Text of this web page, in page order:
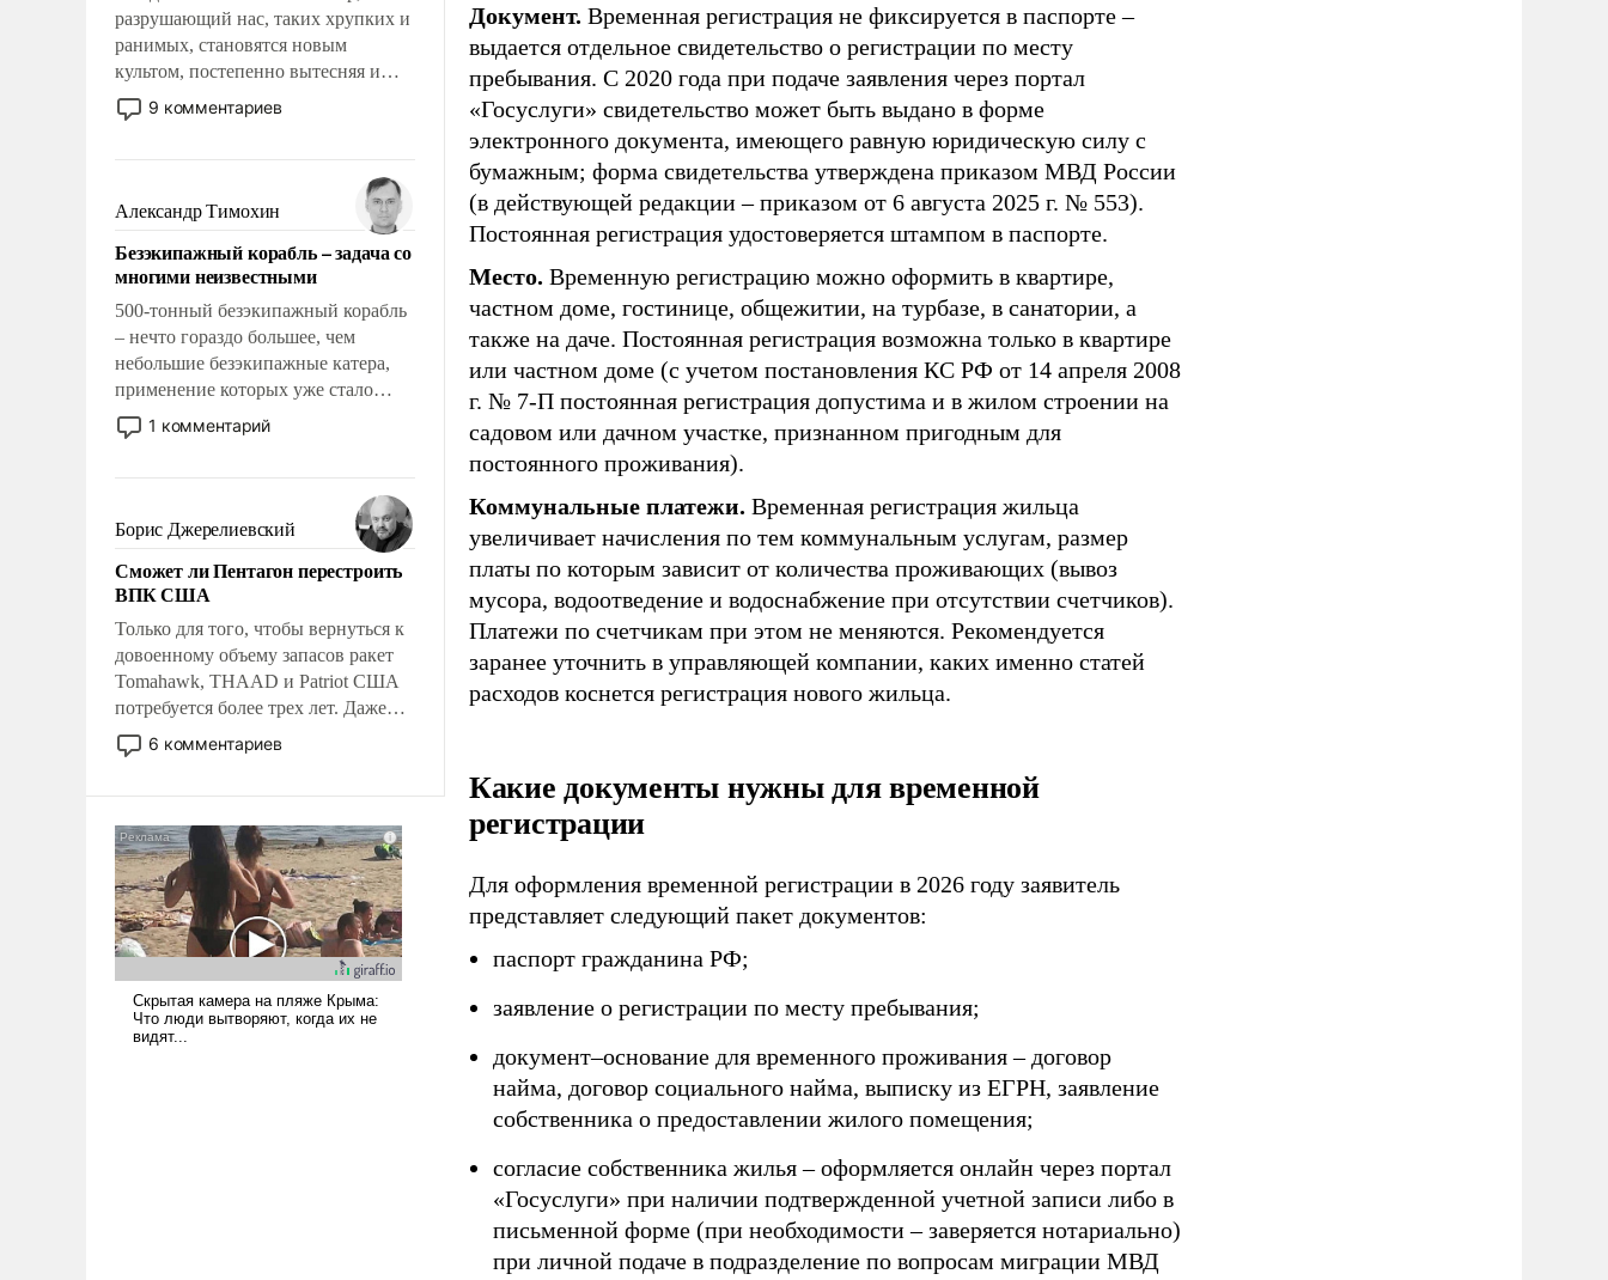
разрушающий нас, таких хрупких и
ранимых, становятся новым
культом, постепенно вытесняя и
отменяя традиционное требование к
человеку – быть мужественным и
на себя ответственность, помогать
слабым, идти вперед и
адаптироваться.
9 комментариев
Александр Тимохин
Безэкипажный корабль – задача со
многими неизвестными
500-тонный безэкипажный корабль
– нечто гораздо большее, чем
небольшие безэкипажные катера,
применение которых уже стало
обыденностью. Задача по созданию
такого корабля очень сложна и
реализация радикально поднимет
наши боевые возможности.
1 комментарий
Борис Джерелиевский
Сможет ли Пентагон перестроить
ВПК США
Только для того, чтобы вернуться к
довоенному объему запасов ракет
Tomahawk, THAAD и Patriot США
потребуется более трех лет. Даже
небольшая война с Ираном
опустошила американские
уязвимости США, например, перед
Китаем.
6 комментариев
Документ. Временная регистрация не фиксируется в паспорте –
выдается отдельное свидетельство о регистрации по месту
пребывания. С 2020 года при подаче заявления через портал
«Госуслуги» свидетельство может быть выдано в форме
электронного документа, имеющего равную юридическую силу с
бумажным; форма свидетельства утверждена приказом МВД России
(в действующей редакции – приказом от 6 августа 2025 г. № 553).
Постоянная регистрация удостоверяется штампом в паспорте.
Место. Временную регистрацию можно оформить в квартире,
частном доме, гостинице, общежитии, на турбазе, в санатории, а
также на даче. Постоянная регистрация возможна только в квартире
или частном доме (с учетом постановления КС РФ от 14 апреля 2008
г. № 7-П постоянная регистрация допустима и в жилом строении на
садовом или дачном участке, признанном пригодным для
постоянного проживания).
Коммунальные платежи. Временная регистрация жильца
увеличивает начисления по тем коммунальным услугам, размер
платы по которым зависит от количества проживающих (вывоз
мусора, водоотведение и водоснабжение при отсутствии счетчиков).
Платежи по счетчикам при этом не меняются. Рекомендуется
заранее уточнить в управляющей компании, каких именно статей
расходов коснется регистрация нового жильца.
Какие документы нужны для временной
регистрации
Для оформления временной регистрации в 2026 году заявитель
представляет следующий пакет документов:
паспорт гражданина РФ;
заявление о регистрации по месту пребывания;
документ–основание для временного проживания – договор
найма, договор социального найма, выписку из ЕГРН, заявление
собственника о предоставлении жилого помещения;
согласие собственника жилья – оформляется онлайн через портал
«Госуслуги» при наличии подтвержденной учетной записи либо в
письменной форме (при необходимости – заверяется нотариально)
при личной подаче в подразделение по вопросам миграции МВД